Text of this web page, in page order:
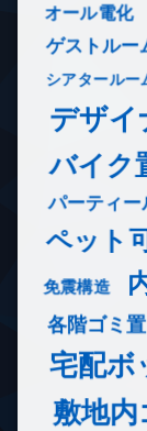
オール電化
ゲストルー
シアタールー
デザイ
バイク
パーティー
ペット
免震構造
各階ゴミ
宅配ボ
敷地